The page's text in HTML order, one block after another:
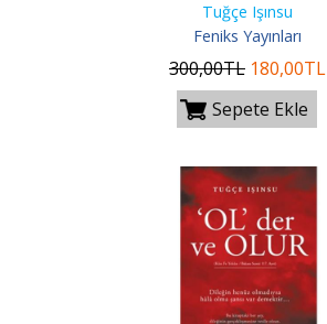
Tuğçe Işınsu
Feniks Yayınları
300,00TL 180,00TL
Sepete Ekle